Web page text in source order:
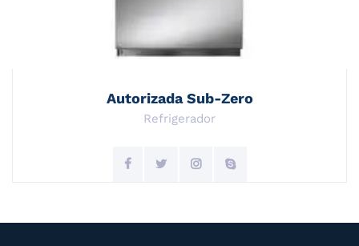
Autorizada Sub-Zero
Refrigerador